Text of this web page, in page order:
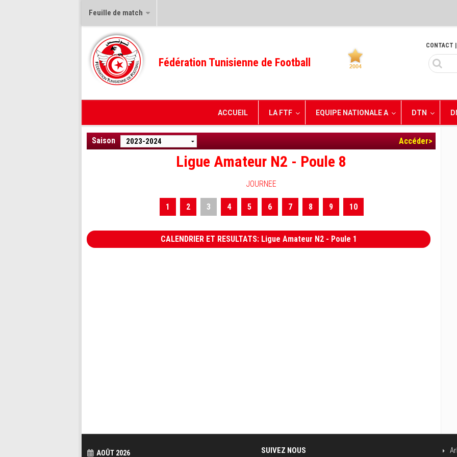
Feuille de match
Fédération Tunisienne de Football
CONTACT
ACCUEIL LA FTF EQUIPE NATIONALE A DTN
Saison Accéder>
Ligue Amateur N2 - Poule 8
JOURNEE
1 2 3 4 5 6 7 8 9 10
CALENDRIER ET RESULTATS: Ligue Amateur N2 - Poule 1
AOÛT 2026 SUIVEZ NOUS